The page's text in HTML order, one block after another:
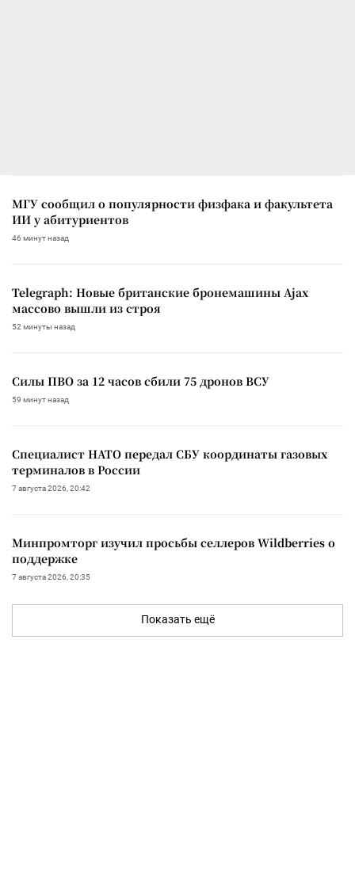
МГУ сообщил о популярности физфака и факультета
ИИ у абитуриентов
46 минут назад
Telegraph: Новые британские бронемашины Ajax
массово вышли из строя
52 минуты назад
Силы ПВО за 12 часов сбили 75 дронов ВСУ
59 минут назад
Специалист НАТО передал СБУ координаты газовых
терминалов в России
7 августа 2026, 20:42
Минпромторг изучил просьбы селлеров Wildberries о
поддержке
7 августа 2026, 20:35
Показать ещё